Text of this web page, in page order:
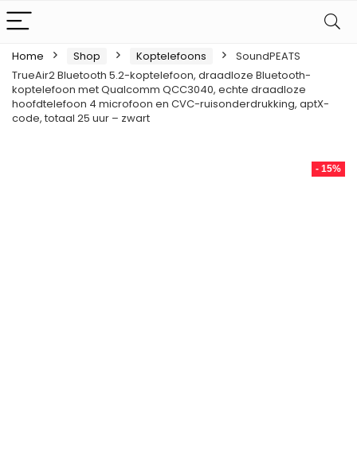
Home Shop Koptelefoons
SoundPEATS
TrueAir2 Bluetooth 5.2-koptelefoon, draadloze Bluetooth-
koptelefoon met Qualcomm QCC3040, echte draadloze
hoofdtelefoon 4 microfoon en CVC-ruisonderdrukking, aptX-
code, totaal 25 uur – zwart
- 15%